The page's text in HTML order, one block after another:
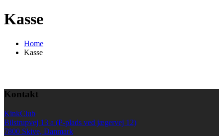
Kasse
Home
Kasse
Kontakt
KinkClub
Bilstrupvej 13 a (P-plads ved jægervej 12)
7800 Skive, Danmark